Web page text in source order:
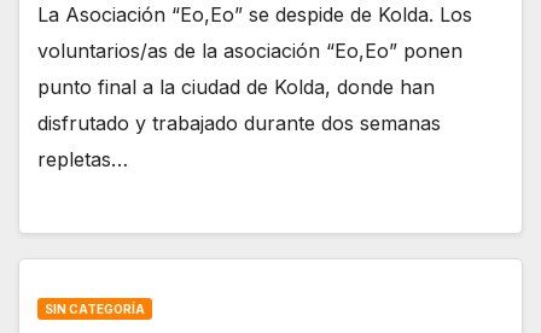
La Asociación “Eo,Eo” se despide de Kolda. Los
voluntarios/as de la asociación “Eo,Eo” ponen
punto final a la ciudad de Kolda, donde han
disfrutado y trabajado durante dos semanas
repletas…
SIN CATEGORÍA